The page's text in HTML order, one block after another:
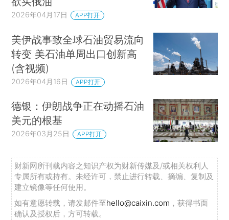
2026年04月17日 APP打开
美伊战事致全球石油贸易流向
转变 美石油单周出口创新高
(含视频)
2026年04月16日 APP打开
德银：伊朗战争正在动摇石油
美元的根基
2026年03月25日 APP打开
财新网所刊载内容之知识产权为财新传媒及/或相关权利人
专属所有或持有。未经许可，禁止进行转载、摘编、复制及
建立镜像等任何使用。
如有意愿转载，请发邮件至hello@caixin.com ，获得书面
确认及授权后，方可转载。